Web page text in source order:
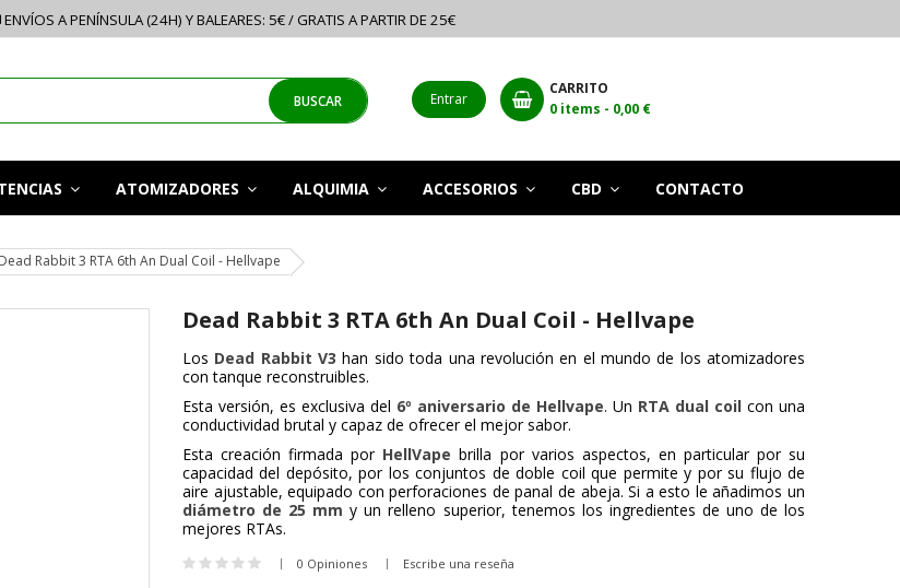
ENVÍOS A PENÍNSULA (24H) Y BALEARES: 5€ / GRATIS A PARTIR DE 25€
BUSCAR Entrar
CARRITO
0 items - 0,00 €
ATOMIZADORES ALQUIMIA ACCESORIOS CBD CONTACTO
Dead Rabbit 3 RTA 6th An Dual Coil - Hellvape
Dead Rabbit 3 RTA 6th An Dual Coil - Hellvape
Los Dead Rabbit V3 han sido toda una revolución en el mundo de los atomizadores
con tanque reconstruibles.
Esta versión, es exclusiva del 6º aniversario de Hellvape. Un RTA dual coil con una
conductividad brutal y capaz de ofrecer el mejor sabor.
Esta creación firmada por HellVape brilla por varios aspectos, en particular por su
capacidad del depósito, por los conjuntos de doble coil que permite y por su flujo de
aire ajustable, equipado con perforaciones de panal de abeja. Si a esto le añadimos un
diámetro de 25 mm y un relleno superior, tenemos los ingredientes de uno de los
mejores RTAs.
0 Opiniones Escribe una reseña